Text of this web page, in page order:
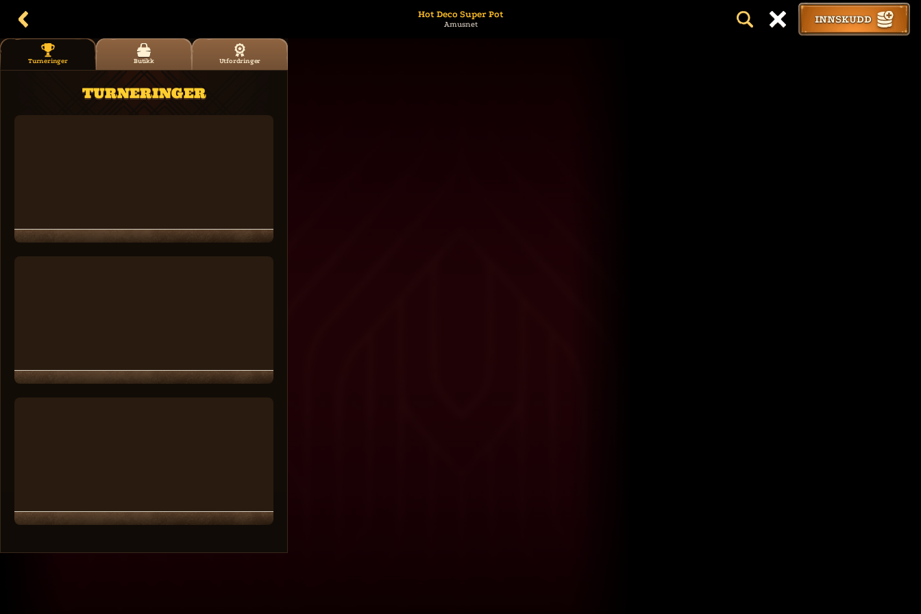
Hot Deco Super Pot
Amusnet INNSKUDD
Turneringer Butikk Utfordringer
TURNERINGER